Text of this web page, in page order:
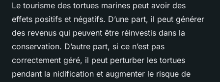
Le tourisme des tortues marines peut avoir des
effets positifs et négatifs. D’une part, il peut générer
des revenus qui peuvent être réinvestis dans la
conservation. D’autre part, si ce n’est pas
correctement géré, il peut perturber les tortues
pendant la nidification et augmenter le risque de